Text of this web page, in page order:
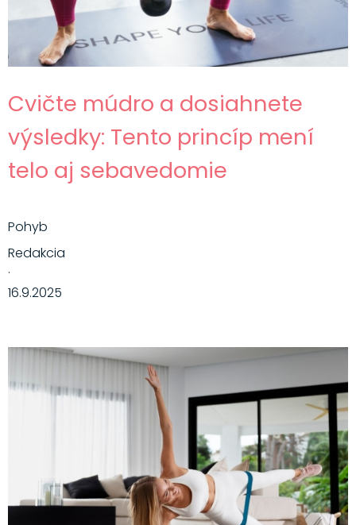
Cvičte múdro a dosiahnete
výsledky: Tento princíp mení
telo aj sebavedomie
Pohyb
Redakcia
·
16.9.2025